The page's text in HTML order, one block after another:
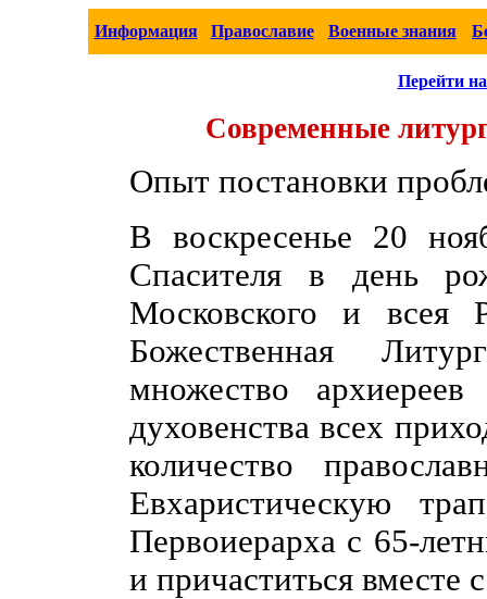
Информация Православие Военные знания
Перейти
Современные
Опыт постановки
В воскресенье 20
Спасителя в день
Московского и всея
Божественная
множество
духовенства всех
количество
Евхаристическую
Первоиерарха с 65-
и причаститься